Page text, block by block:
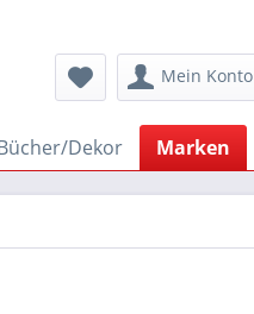
Mein Konto
Dekor Marken